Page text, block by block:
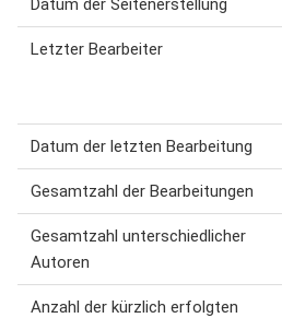
Datum der Seitenerstellung
Letzter Bearbeiter
Datum der letzten Bearbeitung
Gesamtzahl der Bearbeitungen
Gesamtzahl unterschiedlicher
Autoren
Anzahl der kürzlich erfolgten